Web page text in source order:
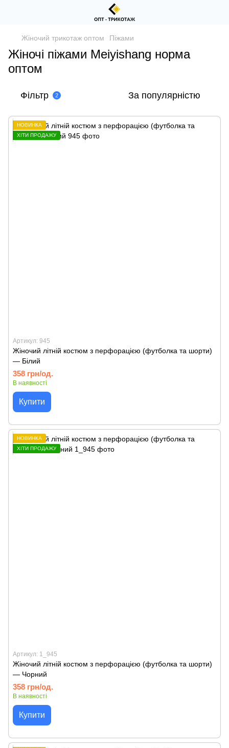
Жіночий трикотаж оптом Піжами
Жіночі піжами Meiyishang норма
оптом
Фільтр 2 За популярністю
НОВИНКА
ХІТИ ПРОДАЖУ
Артикул: 945
Жіночий літній костюм з перфорацією (футболка та шорти)
— Білий
358 грн/од.
В наявності
Купити
НОВИНКА
ХІТИ ПРОДАЖУ
Артикул: 1_945
Жіночий літній костюм з перфорацією (футболка та шорти)
— Чорний
358 грн/од.
В наявності
Купити